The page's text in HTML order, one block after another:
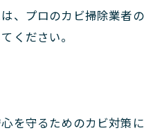
、プロのカビ掃除業者
ください。
を守るためのカビ対策